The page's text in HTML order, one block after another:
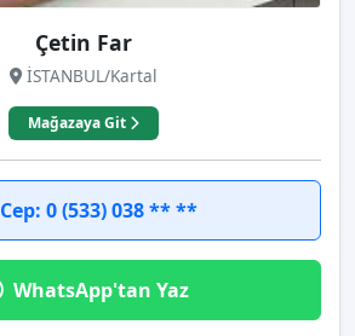
Çetin Far
İSTANBUL/Kartal
Mağazaya Git
Cep: 0 (533) 038 ** **
WhatsApp'tan Yaz